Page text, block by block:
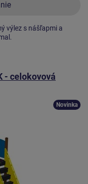
výlez s nášľapmi a
- celokovová
Novinka